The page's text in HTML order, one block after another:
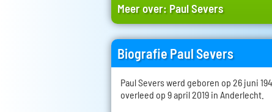
Meer over: Paul Severs
Biografie Paul Severs
Paul Severs werd geboren op 26 juni
overleed op 9 april 2019 in Anderlecht.